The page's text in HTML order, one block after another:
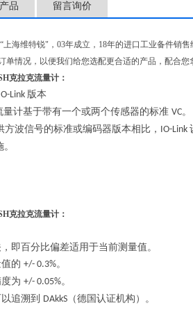
品 留言询价
海维特锐"，03年成立，18年的进口工业备件销
单情况，以便我们给您选配更合适的产品，配合您
克拉克流量计 ：
Link 版本
量计基于带有一个或两个传感器的标准 VC。
波信号的标准或编码器版本相比， IO-Link
克拉克流量计 ：
即百分比偏差适用于当前测量值。
的 +/- 0.3%。
为 +/- 0.05%。
追溯到 DAkkS （德国认证机构）。